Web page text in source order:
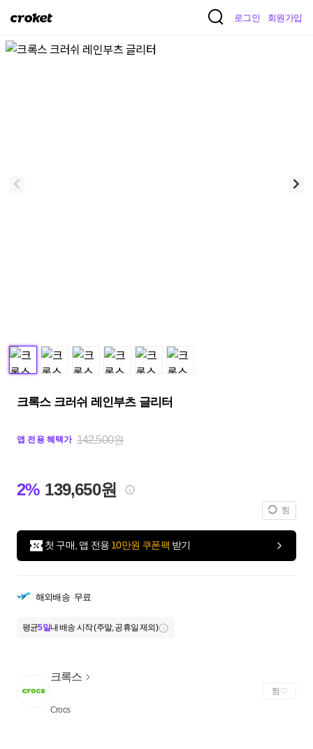
크
켓
로그인 회원가입
크록스 크러쉬 레인부츠 글리터
앱 전용 혜택가 142,500원
2% 139,650원
찜
첫 구매, 앱 전용 10만원 쿠폰팩 받기
해외배송 무료
평균5일내 배송 시작 (주말, 공휴일 제외)
크록스
Crocs
찜